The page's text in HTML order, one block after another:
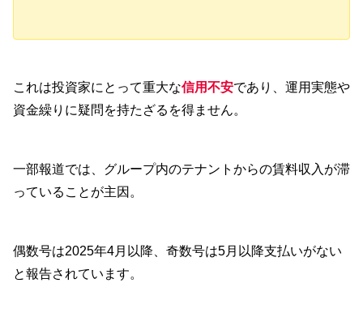
これは投資家にとって重大な信用不安であり、運用実態や
資金繰りに疑問を持たざるを得ません。
一部報道では、グループ内のテナントからの賃料収入が滞
っていることが主因。
偶数号は2025年4月以降、奇数号は5月以降支払いがない
と報告されています。